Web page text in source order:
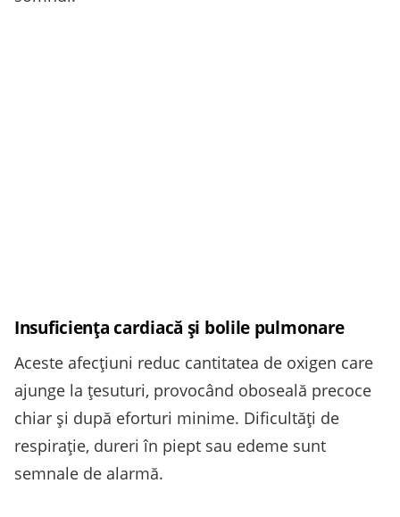
Insuficienţa cardiacă și bolile pulmonare
Aceste afecţiuni reduc cantitatea de oxigen care
ajunge la ţesuturi, provocând oboseală precoce
chiar și după eforturi minime. Dificultăţi de
respirație, dureri în piept sau edeme sunt
semnale de alarmă.